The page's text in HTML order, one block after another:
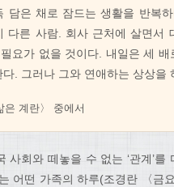
담은 채로 잠드는 생활을 반복
다른 사람. 회사 근처에 살면서
필요가 없을 것이다. 내일은 세
다. 그러나 그와 연애하는 상상을
은 계란〉 중에서
사회와 떼놓을 수 없는 ‘관계’
어떤 가족의 하루(조경란 〈금